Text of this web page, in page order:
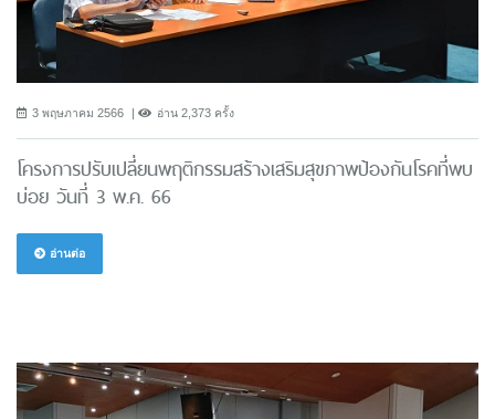
3 พฤษภาคม 2566 อ่าน 2,373 ครั้ง
โครงการปรับเปลี่ยนพฤติกรรมสร้างเสริมสุขภาพป้องกันโรคที่พบ
บ่อย วันที่ 3 พ.ค. 66
อ่านต่อ